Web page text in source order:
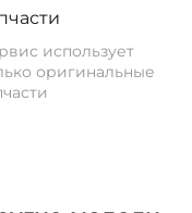
использует
оригинальные